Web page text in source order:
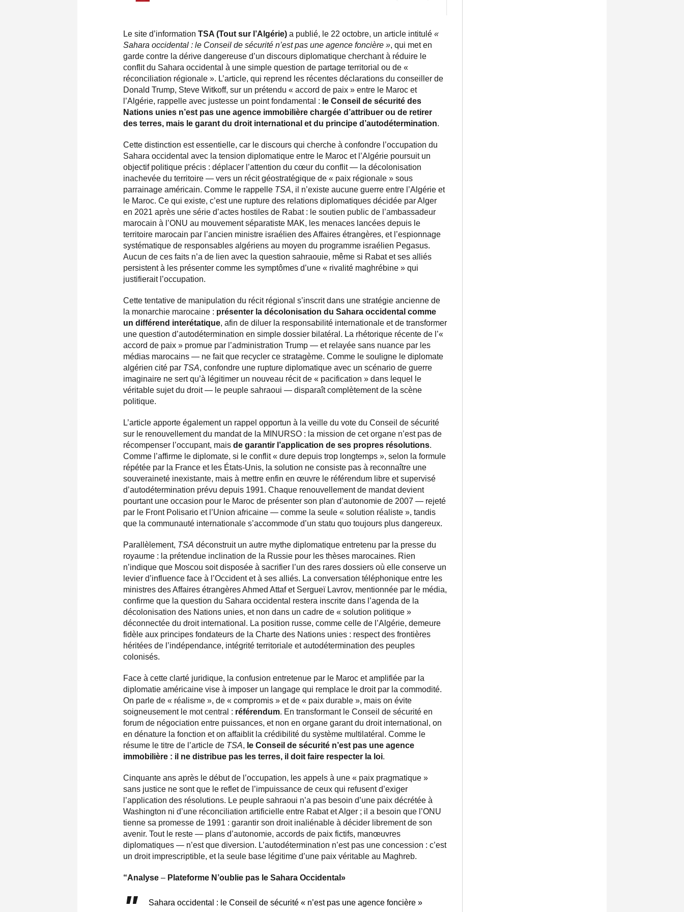
Le site d’information TSA (Tout sur l’Algérie) a publié, le 22 octobre, un article intitulé «
Sahara occidental : le Conseil de sécurité n’est pas une agence foncière », qui met en
garde contre la dérive dangereuse d’un discours diplomatique cherchant à réduire le
conflit du Sahara occidental à une simple question de partage territorial ou de «
réconciliation régionale ». L’article, qui reprend les récentes déclarations du conseiller de
Donald Trump, Steve Witkoff, sur un prétendu « accord de paix » entre le Maroc et
l’Algérie, rappelle avec justesse un point fondamental : le Conseil de sécurité des
Nations unies n’est pas une agence immobilière chargée d’attribuer ou de retirer
des terres, mais le garant du droit international et du principe d’autodétermination.
Cette distinction est essentielle, car le discours qui cherche à confondre l’occupation du
Sahara occidental avec la tension diplomatique entre le Maroc et l’Algérie poursuit un
objectif politique précis : déplacer l’attention du cœur du conflit — la décolonisation
inachevée du territoire — vers un récit géostratégique de « paix régionale » sous
parrainage américain. Comme le rappelle TSA, il n’existe aucune guerre entre l’Algérie et
le Maroc. Ce qui existe, c’est une rupture des relations diplomatiques décidée par Alger
en 2021 après une série d’actes hostiles de Rabat : le soutien public de l’ambassadeur
marocain à l’ONU au mouvement séparatiste MAK, les menaces lancées depuis le
territoire marocain par l’ancien ministre israélien des Affaires étrangères, et l’espionnage
systématique de responsables algériens au moyen du programme israélien Pegasus.
Aucun de ces faits n’a de lien avec la question sahraouie, même si Rabat et ses alliés
persistent à les présenter comme les symptômes d’une « rivalité maghrébine » qui
justifierait l’occupation.
Cette tentative de manipulation du récit régional s’inscrit dans une stratégie ancienne de
la monarchie marocaine : présenter la décolonisation du Sahara occidental comme
un différend interétatique, afin de diluer la responsabilité internationale et de transformer
une question d’autodétermination en simple dossier bilatéral. La rhétorique récente de l’«
accord de paix » promue par l’administration Trump — et relayée sans nuance par les
médias marocains — ne fait que recycler ce stratagème. Comme le souligne le diplomate
algérien cité par TSA, confondre une rupture diplomatique avec un scénario de guerre
imaginaire ne sert qu’à légitimer un nouveau récit de « pacification » dans lequel le
véritable sujet du droit — le peuple sahraoui — disparaît complètement de la scène
politique.
L’article apporte également un rappel opportun à la veille du vote du Conseil de sécurité
sur le renouvellement du mandat de la MINURSO : la mission de cet organe n’est pas de
récompenser l’occupant, mais de garantir l’application de ses propres résolutions.
Comme l’affirme le diplomate, si le conflit « dure depuis trop longtemps », selon la formule
répétée par la France et les États-Unis, la solution ne consiste pas à reconnaître une
souveraineté inexistante, mais à mettre enfin en œuvre le référendum libre et supervisé
d’autodétermination prévu depuis 1991. Chaque renouvellement de mandat devient
pourtant une occasion pour le Maroc de présenter son plan d’autonomie de 2007 — rejeté
par le Front Polisario et l’Union africaine — comme la seule « solution réaliste », tandis
que la communauté internationale s’accommode d’un statu quo toujours plus dangereux.
Parallèlement, TSA déconstruit un autre mythe diplomatique entretenu par la presse du
royaume : la prétendue inclination de la Russie pour les thèses marocaines. Rien
n’indique que Moscou soit disposée à sacrifier l’un des rares dossiers où elle conserve un
levier d’influence face à l’Occident et à ses alliés. La conversation téléphonique entre les
ministres des Affaires étrangères Ahmed Attaf et Sergueï Lavrov, mentionnée par le média,
confirme que la question du Sahara occidental restera inscrite dans l’agenda de la
décolonisation des Nations unies, et non dans un cadre de « solution politique »
déconnectée du droit international. La position russe, comme celle de l’Algérie, demeure
fidèle aux principes fondateurs de la Charte des Nations unies : respect des frontières
héritées de l’indépendance, intégrité territoriale et autodétermination des peuples
colonisés.
Face à cette clarté juridique, la confusion entretenue par le Maroc et amplifiée par la
diplomatie américaine vise à imposer un langage qui remplace le droit par la commodité.
On parle de « réalisme », de « compromis » et de « paix durable », mais on évite
soigneusement le mot central : référendum. En transformant le Conseil de sécurité en
forum de négociation entre puissances, et non en organe garant du droit international, on
en dénature la fonction et on affaiblit la crédibilité du système multilatéral. Comme le
résume le titre de l’article de TSA, le Conseil de sécurité n’est pas une agence
immobilière : il ne distribue pas les terres, il doit faire respecter la loi.
Cinquante ans après le début de l’occupation, les appels à une « paix pragmatique »
sans justice ne sont que le reflet de l’impuissance de ceux qui refusent d’exiger
l’application des résolutions. Le peuple sahraoui n’a pas besoin d’une paix décrétée à
Washington ni d’une réconciliation artificielle entre Rabat et Alger ; il a besoin que l’ONU
tienne sa promesse de 1991 : garantir son droit inaliénable à décider librement de son
avenir. Tout le reste — plans d’autonomie, accords de paix fictifs, manœuvres
diplomatiques — n’est que diversion. L’autodétermination n’est pas une concession : c’est
un droit imprescriptible, et la seule base légitime d’une paix véritable au Maghreb.
“Analyse – Plateforme N’oublie pas le Sahara Occidental»
Sahara occidental : le Conseil de sécurité « n’est pas une agence foncière »